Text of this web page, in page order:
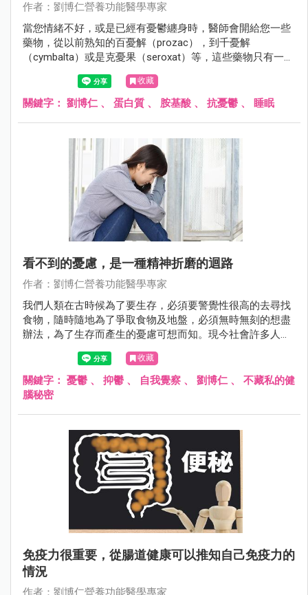
作者：劉博仁營養功能醫學專家
當您情緒不好，或是已經有憂鬱纏身時，醫師會開給您一些
藥物，從以前熟知的百憂解（prozac），到千憂解
（cymbalta）或是克憂果（seroxat）等，這些藥物只有一個
目的，就是增加腦內的血清素，來幫助您有好心情。
收藏
關鍵字： 劉博仁 、 蛋白質 、 胺基酸 、 抗憂鬱 、 睡眠
看不到的憂慮，是一種精神折磨的迴路
作者：劉博仁營養功能醫學專家
我們人類在古時候為了要生存，必須要警覺性很高的去尋找
食物，隨時隨地為了爭取食物及地盤，必須無時無刻的想盡
辦法，為了生存而產生的憂慮可想而知。現今社會許多人可
能在衣食無缺的情況之下，仍然充滿了憂慮，憂慮可能發生
的事情，也憂慮不可能發生的事情。
收藏
關鍵字： 憂鬱 、 抑鬱 、 自我覺察 、 劉博仁 、 不藏私的健
腦秘密
免疫力很重要，從腸道健康可以推知自己免疫力的
情況
作者：劉博仁營養功能醫學專家